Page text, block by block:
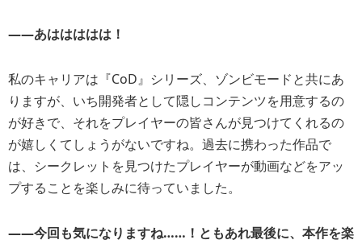
――あははははは！
私のキャリアは『CoD』シリーズ、ゾンビモードと共にあ
りますが、いち開発者として隠しコンテンツを用意するの
が好きで、それをプレイヤーの皆さんが見つけてくれるの
が嬉しくてしょうがないですね。過去に携わった作品で
は、シークレットを見つけたプレイヤーが動画などをアッ
プすることを楽しみに待っていました。
――今回も気になりますね……！ともあれ最後に、本作を楽